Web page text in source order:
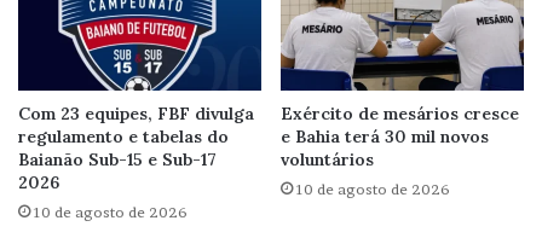
Com 23 equipes, FBF divulga
regulamento e tabelas do
Baianão Sub-15 e Sub-17
2026
10 de agosto de 2026
Exército de mesários cresce
e Bahia terá 30 mil novos
voluntários
10 de agosto de 2026